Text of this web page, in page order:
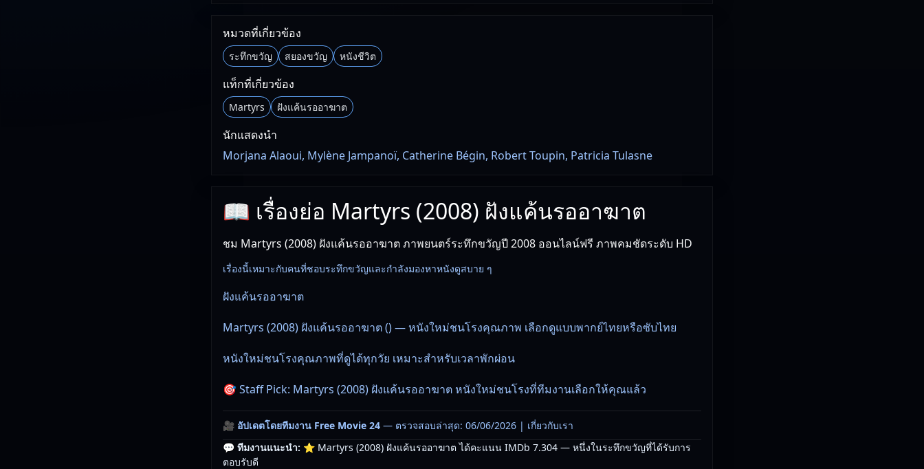
หมวดที่เกี่ยวข้อง
ระทึกขวัญ สยองขวัญ หนังชีวิต
แท็กที่เกี่ยวข้อง
Martyrs ฝังแค้นรออาฆาต
นักแสดงนำ
Morjana Alaoui, Mylène Jampanoï, Catherine Bégin, Robert Toupin, Patricia Tulasne
📖 เรื่องย่อ Martyrs (2008) ฝังแค้นรออาฆาต
ชม Martyrs (2008) ฝังแค้นรออาฆาต ภาพยนตร์ระทึกขวัญปี 2008 ออนไลน์ฟรี ภาพคมชัดระดับ HD
เรื่องนี้เหมาะกับคนที่ชอบระทึกขวัญและกำลังมองหาหนังดูสบาย ๆ
ฝังแค้นรออาฆาต
Martyrs (2008) ฝังแค้นรออาฆาต () — หนังใหม่ชนโรงคุณภาพ เลือกดูแบบพากย์ไทยหรือซับไทย
หนังใหม่ชนโรงคุณภาพที่ดูได้ทุกวัย เหมาะสำหรับเวลาพักผ่อน
🎯 Staff Pick: Martyrs (2008) ฝังแค้นรออาฆาต หนังใหม่ชนโรงที่ทีมงานเลือกให้คุณแล้ว
🎥 อัปเดตโดยทีมงาน Free Movie 24— ตรวจสอบล่าสุด: 06/06/2026 | เกี่ยวกับเรา
💬 ทีมงานแนะนำ: ⭐ Martyrs (2008) ฝังแค้นรออาฆาต ได้คะแนน IMDb 7.304 — หนึ่งในระทึกขวัญที่ได้รับการ
ตอบรับดี